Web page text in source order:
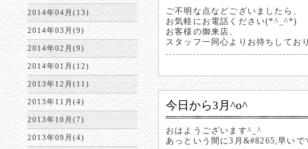
2014年04月(13)
2014年03月(9)
2014年02月(9)
2014年01月(12)
2013年12月(11)
2013年11月(4)
2013年10月(7)
2013年09月(4)
ご不明な点などございましたら、
お気軽にお電話ください(*^_^*)
お客様の御来店、
スタッフ一同心よりお待ちしてお
今日から3月^o^
おはようございます^_^
あっという間に3月&#8265;早いで